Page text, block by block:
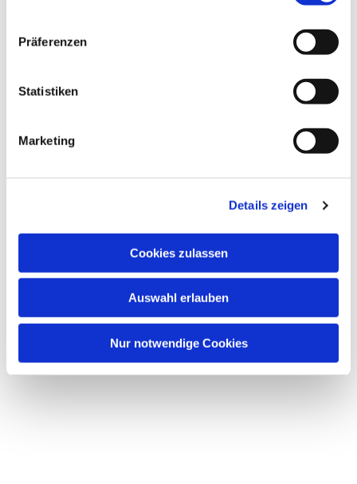
Präferenzen
Statistiken
Marketing
Details zeigen
Cookies zulassen
Auswahl erlauben
Nur notwendige Cookies